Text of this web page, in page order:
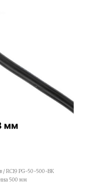
/ RC19 PG-50-500-BK
500 мм